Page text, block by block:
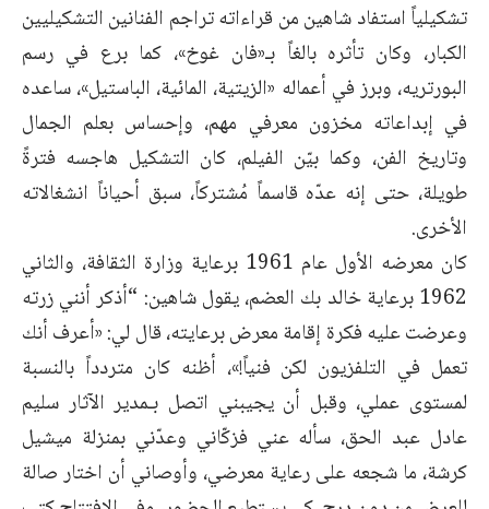
تشكيلياً استفاد شاهين من قراءاته تراجم الفنانين التشكيليين
الكبار، وكان تأثره بالغاً بـ«فان غوخ»، كما برع في رسم
البورتريه، وبرز في أعماله «الزيتية، المائية، الباستيل»، ساعده
في إبداعاته مخزون معرفي مهم، وإحساس بعلم الجمال
وتاريخ الفن، وكما بيّن الفيلم، كان التشكيل هاجسه فترةً
طويلة، حتى إنه عدّه قاسماً مُشتركاً، سبق أحياناً انشغالاته
الأخرى.
كان معرضه الأول عام 1961 برعاية وزارة الثقافة، والثاني
1962 برعاية خالد بك العضم، يقول شاهين: “أذكر أنني زرته
وعرضت عليه فكرة إقامة معرض برعايته، قال لي: «أعرف أنك
تعمل في التلفزيون لكن فنياً!»، أظنه كان متردداً بالنسبة
لمستوى عملي، وقبل أن يجيبني اتصل بـمدير الآثار سليم
عادل عبد الحق، سأله عني فزكّاني وعدّني بمنزلة ميشيل
كرشة، ما شجعه على رعاية معرضي، وأوصاني أن اختار صالة